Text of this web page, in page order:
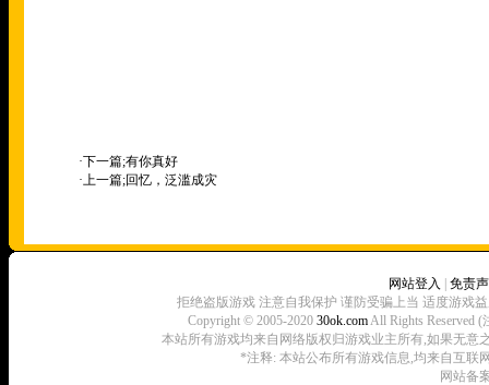
·下一篇;有你真好
·上一篇;回忆，泛滥成灾
网站登入
免责
拒绝盗版游戏 注意自我保护 谨防受骗上当 适度游戏
Copyright © 2005-2020 30ok.comAll Rights Reserved
本站所有游戏均来自网络版权归游戏业主所有,如果无意
*注释: 本站公布所有游戏信息,均来自互联
网站备